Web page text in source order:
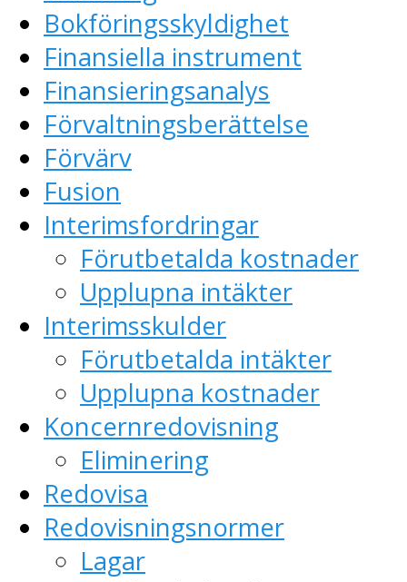
Bokföringsskyldighet
Finansiella instrument
Finansieringsanalys
Förvaltningsberättelse
Förvärv
Fusion
Interimsfordringar
Förutbetalda kostnader
Upplupna intäkter
Interimsskulder
Förutbetalda intäkter
Upplupna kostnader
Koncernredovisning
Eliminering
Redovisa
Redovisningsnormer
Lagar